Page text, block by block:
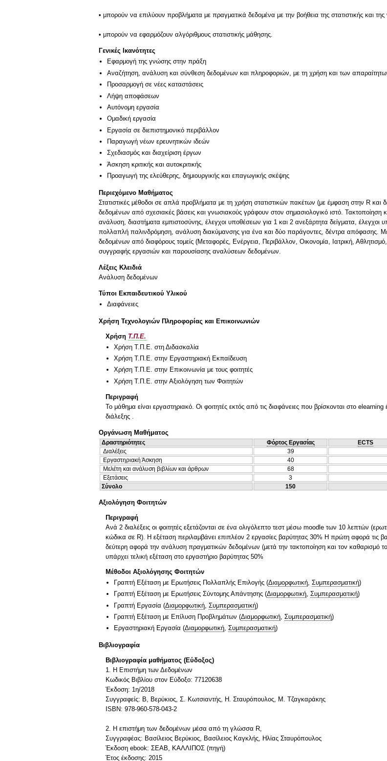
• μπορούν να επιλύουν προβλήματα με πραγματικά δεδομένα με την βοήθεια της στατιστικής και
• μπορούν να εφαρμόζουν αλγόριθμους στατιστικής μάθησης.
Γενικές Ικανότητες
Εφαρμογή της γνώσης στην πράξη
Αναζήτηση, ανάλυση και σύνθεση δεδομένων και πληροφοριών, με τη χρήση και των
Προσαρμογή σε νέες καταστάσεις
Λήψη αποφάσεων
Αυτόνομη εργασία
Ομαδική εργασία
Εργασία σε διεπιστημονικό περιβάλλον
Παραγωγή νέων ερευνητικών ιδεών
Σχεδιασμός και διαχείριση έργων
Άσκηση κριτικής και αυτοκριτικής
Προαγωγή της ελεύθερης, δημιουργικής και επαγωγικής σκέψης
Περιεχόμενο Μαθήματος
Στατιστικές μέθοδοι σε απλά προβλήματα με τη χρήση στατιστικών πακέτων (με έμφαση στην R και
δεδομένων από σχεσιακές βάσεις και γνωσιακούς γράφουν στον σημασιολογικό ιστό.
ανάλυση, διαστήματα εμπιστοσύνης, έλεγχοι υποθέσεων για 1 και 2 ανεξάρτητα δείγματα, έλεγχοι
πολλαπλή παλινδρόμηση, ανάλυση διακύμανσης για ένα και δύο παράγοντες, δέντρα απόφασης.
δεδομένων από διαφόρους τομείς (Μεταφορές, Ενέργεια, Περιβάλλον, Οικονομία, Ιατρική,
συγγραφής εργασιών και παρουσίασης αναλύσεων δεδομένων.
Λέξεις Κλειδιά
Ανάλυση δεδομένων
Τύποι Εκπαιδευτικού Υλικού
Διαφάνειες
Χρήση Τεχνολογιών Πληροφορίας και Επικοινωνιών
Χρήση Τ.Π.Ε.
Χρήση Τ.Π.Ε. στη Διδασκαλία
Χρήση Τ.Π.Ε. στην Εργαστηριακή Εκπαίδευση
Χρήση Τ.Π.Ε. στην Επικοινωνία με τους φοιτητές
Χρήση Τ.Π.Ε. στην Αξιολόγηση των Φοιτητών
Περιγραφή
Το μάθημα είναι εργαστηριακό. Οι φοιτητές εκτός από τις διαφάνειες που βρίσκονται στο
διάλεξης .
Οργάνωση Μαθήματος
Δραστηριότητες Φόρτος Εργασίας ECTS
Διαλέξεις
39
Εργαστηριακή Άσκηση
40
Μελέτη και ανάλυση βιβλίων και άρθρων
68
Εξετάσεις
3
Σύνολο
150
Αξιολόγηση Φοιτητών
Περιγραφή
Ανά 2 διαλέξεις οι φοιτητές εξετάζονται σε ένα ολιγόλεπτο τεστ μέσω moodle των 10 λεπτών
κώδικα σε R). Η εξέταση περιλαμβάνει επιπλέον 2 εργασίες βαρύτητας 30% Η πρώτη αφορά τις
δεύτερη αφορά την ανάλυση πραγματικών δεδομένων (μετά την τακτοποίηση και τον καθαρισμό
υπάρχει τελική εξέταση στο εργαστήριο βαρύτητας 50%
Μέθοδοι Αξιολόγησης Φοιτητών
Γραπτή Εξέταση με Ερωτήσεις Πολλαπλής Επιλογής (Διαμορφωτική Συμπερασματική)
Γραπτή Εξέταση με Ερωτήσεις Σύντομης Απάντησης (Διαμορφωτική, Συμπερασματική)
Γραπτή Εργασία (Διαμορφωτική Συμπερασματική)
Γραπτή Εξέταση με Επίλυση Προβλημάτων (Διαμορφωτική Συμπερασματική)
Εργαστηριακή Εργασία (Διαμορφωτική, Συμπερασματική)
Βιβλιογραφία
Βιβλιογραφία μαθήματος (Εύδοξος)
1. Η Επιστήμη των Δεδομένων
Κωδικός Βιβλίου στον Εύδοξο: 77120638
Έκδοση: 1η/2018
Συγγραφείς: Β, Βερύκιος, Σ. Κωτσιαντής, Η. Σταυρόπουλος, Μ. Τζαγκαράκης
ISBN: 978-960-578-043-2
2. Η επιστήμη των δεδομένων μέσα από τη γλώσσα R,
Συγγραφέας: Βασίλειος Βερύκιος, Βασίλειος Καγκλής, Ηλίας Σταυρόπουλος
Έκδοση ebook: ΣΕΑΒ, ΚΑΛΛΙΠΟΣ (πηγή)
Έτος έκδοσης: 2015